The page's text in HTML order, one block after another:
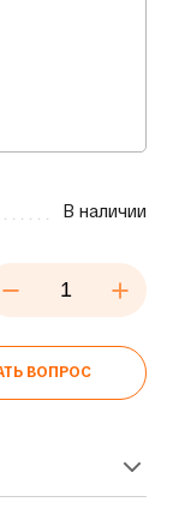
В наличии
ВОПРОС